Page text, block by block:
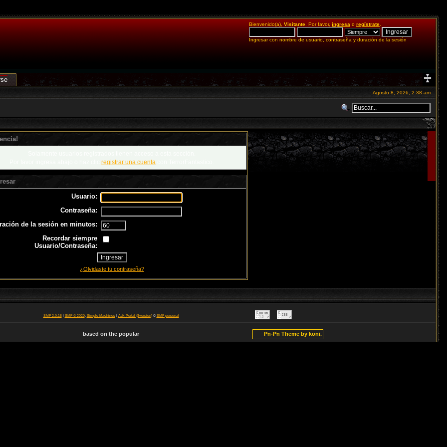
Bienvenido(a), Visitante . Por favor, ingresa o regístrate
Ingresar con nombre de usuario, contraseña y duración de la sesión
Agosto 8, 2026, 2:38 am
registrar una cuenta
Usuario:
Contraseña:
de la sesión en minutos:
Recordar siempre
Usuario/Contraseña:
¿Olvidaste tu contraseña?
SMF 2.0.18| SMF © 2020, Simple Machines| Adk Portal {$version}© SMF personal
based on the popular Pn-Pn Theme by koni.